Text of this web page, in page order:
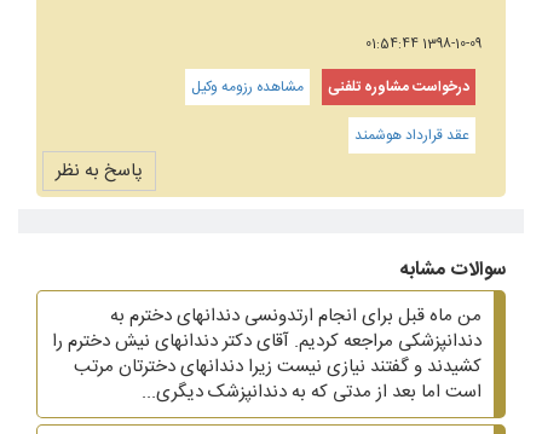
1398-10-09 01:54:44
درخواست مشاوره تلفنی
مشاهده رزومه وکیل
عقد قرارداد هوشمند
پاسخ به نظر
سوالات مشابه
من ماه قبل برای انجام ارتدونسی دندانهای دخترم به
دندانپزشکی مراجعه کردیم. آقای دکتر دندانهای نیش دخترم را
کشیدند و گفتند نیازی نیست زیرا دندانهای دخترتان مرتب
است اما بعد از مدتی که به دندانپزشک دیگری...